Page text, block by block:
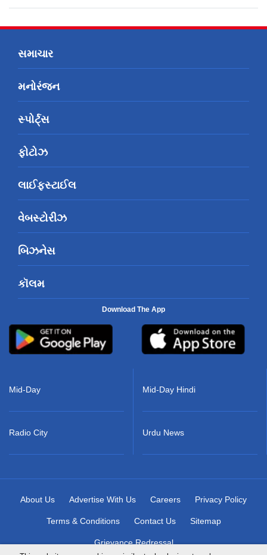
સમાચાર
મનોરંજન
સ્પોર્ટ્સ
ફોટોઝ
લાઈફસ્ટાઈલ
વેબસ્ટોરીઝ
બિઝનેસ
કૉલમ
Download The App
Mid-Day
Radio City
Mid-Day Hindi
Urdu News
About Us Advertise With Us Careers Privacy Policy
Terms & Conditions Contact Us Sitemap
Grievance Redressal